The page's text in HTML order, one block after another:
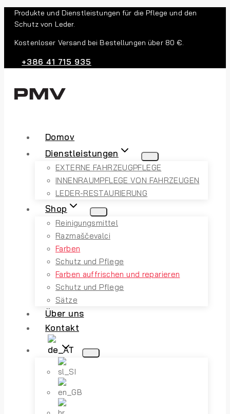
Produkte und Dienstleistungen für die Pflege und den
Schutz von Leder.
Kostenloser Versand bei Bestellungen über 80 €.
+386 41 715 935
Domov
Dienstleistungen
EXTERNE FAHRZEUGPFLEGE
INNENRAUMPFLEGE VON FAHRZEUGEN
LEDER-RESTAURIERUNG
Shop
Reinigungsmittel
Razmaščevalci
Farben
Schutz und Pflege
Farben auffrischen und reparieren
Schutz und Pflege
Sätze
Über uns
Kontakt